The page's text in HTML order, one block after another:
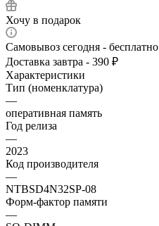
Хочу в подарок
Самовывоз сегодня - бесплатно
Доставка завтра - 390 ₽
Характеристики
Тип (номенклатура)
—
оперативная память
Год релиза
—
2023
Код производителя
—
NTBSD4N32SP-08
Форм-фактор памяти
—